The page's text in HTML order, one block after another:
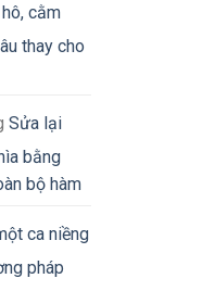
cằm
thay cho
Sửa lại
bằng
bộ hàm
ca niềng
pháp